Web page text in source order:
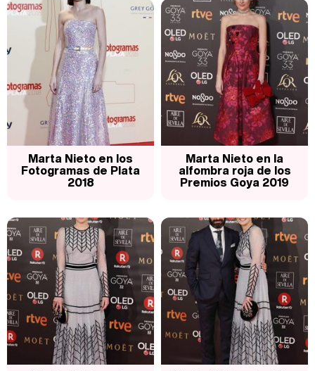
Marta Nieto en los
Fotogramas de Plata
2018
Marta Nieto en la
alfombra roja de los
Premios Goya 2019